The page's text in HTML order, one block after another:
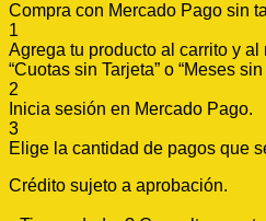
Compra con Mercado Pago sin
1
Agrega tu producto al carrito y
“Cuotas sin Tarjeta” o “Meses sin
2
Inicia sesión en Mercado Pago.
3
Elige la cantidad de pagos que
Crédito sujeto a aprobación.